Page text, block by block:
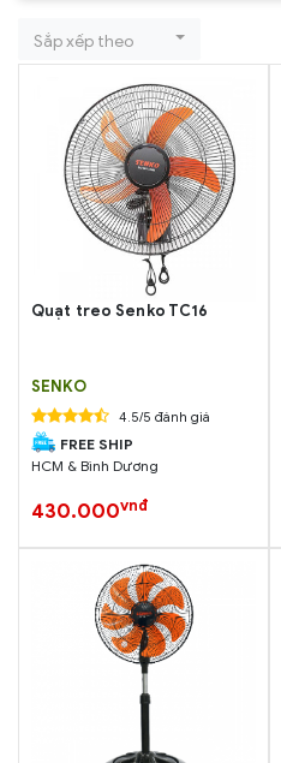
Sắp xếp theo
Quạt treo Senko TC16
SENKO
4.5/5 đánh giá
FREE SHIP
HCM & Bình Dương
430.000vnđ